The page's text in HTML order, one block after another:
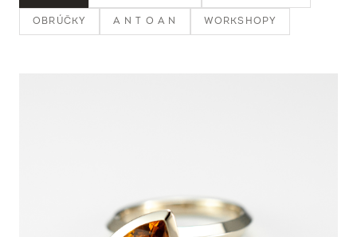
OBRÚČKY A N T O A N WORKSHOPY